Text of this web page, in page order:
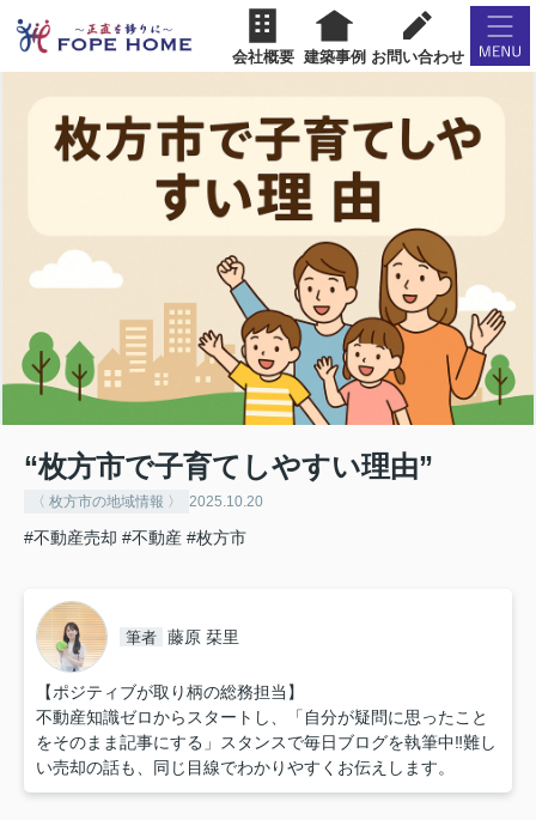
会社概要 建築事例 お問い合わせ
“枚方市で子育てしやすい理由”
〈 枚方市の地域情報 〉 2025.10.20
#不動産売却 #不動産 #枚方市
筆者 藤原 栞里
【ポジティブが取り柄の総務担当】
不動産知識ゼロからスタートし、「自分が疑問に思ったこと
をそのまま記事にする」スタンスで毎日ブログを執筆中‼︎難し
い売却の話も、同じ目線でわかりやすくお伝えします。